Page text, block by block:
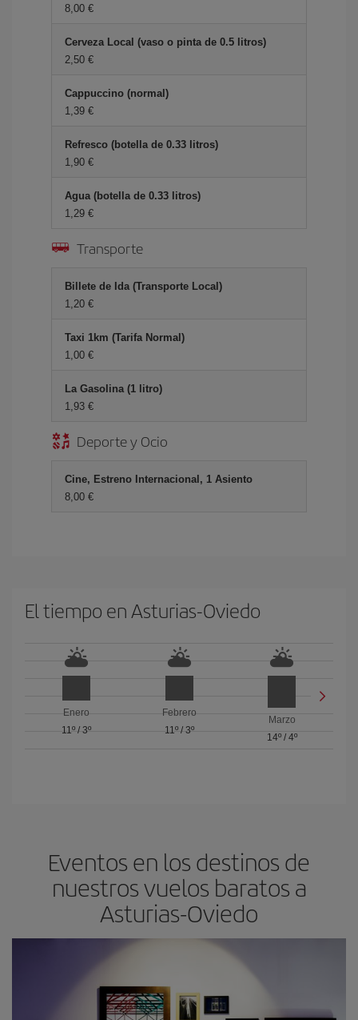
8,00 €
Cerveza Local (vaso o pinta de 0.5 litros)
2,50 €
Cappuccino (normal)
1,39 €
Refresco (botella de 0.33 litros)
1,90 €
Agua (botella de 0.33 litros)
1,29 €
Transporte
Billete de Ida (Transporte Local)
1,20 €
Taxi 1km (Tarifa Normal)
1,00 €
La Gasolina (1 litro)
1,93 €
Deporte y Ocio
Cine, Estreno Internacional, 1 Asiento
8,00 €
El tiempo en Asturias-Oviedo
Enero
11º/ 3º
Febrero
11º/ 3º
Marzo
14º/ 4º
Eventos en los destinos de
nuestros vuelos baratos a
Asturias-Oviedo